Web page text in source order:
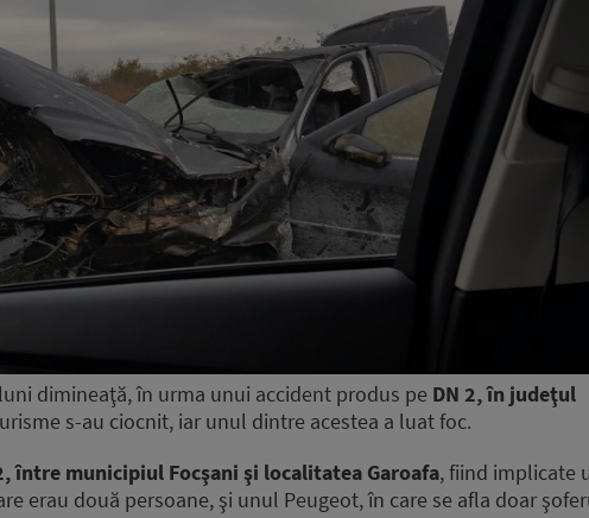
dimineaţă, în urma unui accident produs pe DN 2, în judeţul
s-au ciocnit, iar unul dintre acestea a luat foc.
între municipiul Focşani şi localitatea Garoafa, fiind implicate
erau două persoane, şi unul Peugeot, în care se afla doar